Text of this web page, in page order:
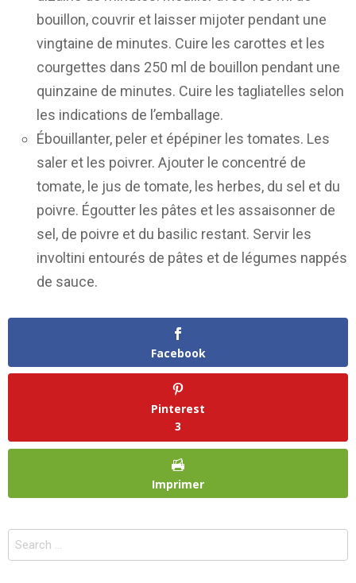
bouillon, couvrir et laisser mijoter pendant une
vingtaine de minutes. Cuire les carottes et les
courgettes dans 250 ml de bouillon pendant une
quinzaine de minutes. Cuire les tagliatelles selon
les indications de l’emballage.
Ébouillanter, peler et épépiner les tomates. Les
saler et les poivrer. Ajouter le concentré de
tomate, le jus de tomate, les herbes, du sel et du
poivre. Égoutter les pâtes et les assaisonner de
sel, de poivre et du basilic restant. Servir les
involtini entourés de pâtes et de légumes nappés
de sauce.
Facebook
Pinterest
3
Imprimer
Search